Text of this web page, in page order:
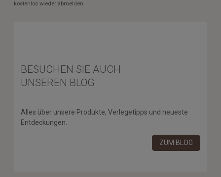
kostenlos wieder abmelden.
BESUCHEN SIE AUCH
UNSEREN BLOG
Alles über unsere Produkte, Verlegetipps und neueste
Entdeckungen.
ZUM BLOG